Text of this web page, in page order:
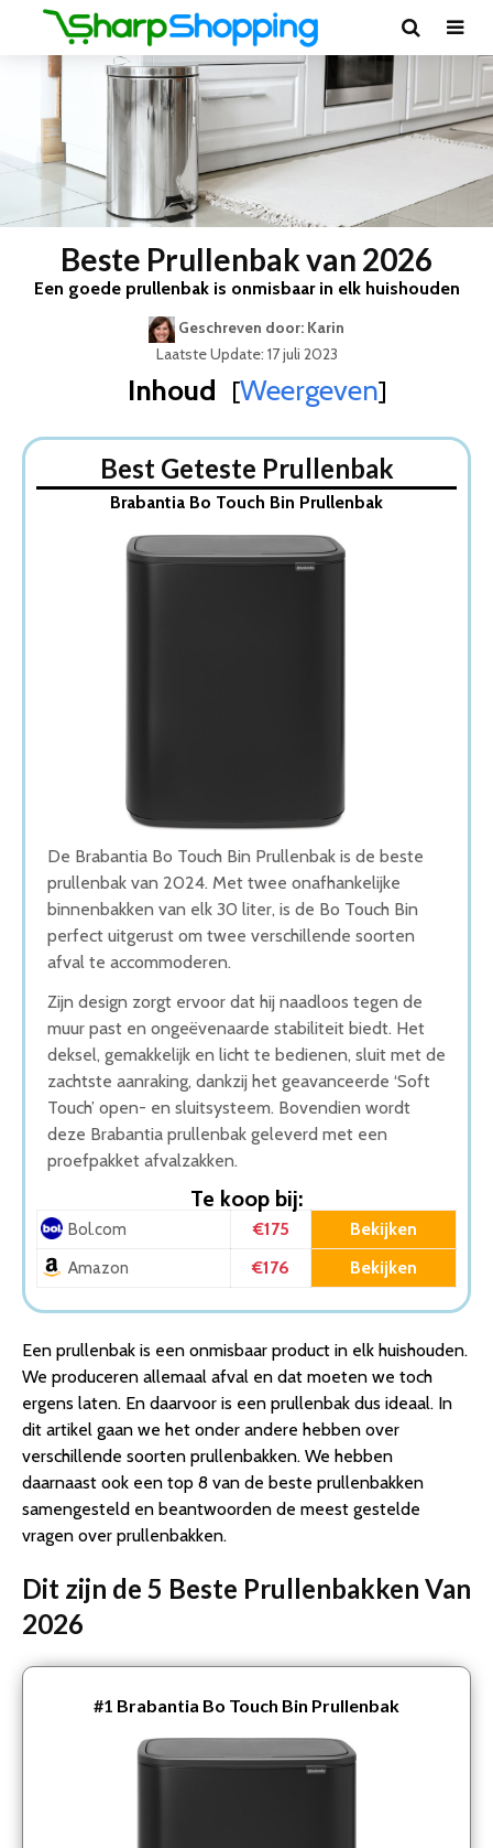
Beste Prullenbak van 2026
Een goede prullenbak is onmisbaar in elk huishouden
Geschreven door: Karin
Laatste Update: 17 juli 2023
Inhoud [Weergeven]
1. Brabantia Bo Touch Bin Prullenbak
2. Brabantia NewIcon Prullenbak
3. Homra Maxer Prullenbak
4. Curver Decobin Prullenbak
Best Geteste Prullenbak
Brabantia Bo Touch Bin Prullenbak
De Brabantia Bo Touch Bin Prullenbak is de beste
prullenbak van 2024. Met twee onafhankelijke
binnenbakken van elk 30 liter, is de Bo Touch Bin
perfect uitgerust om twee verschillende soorten
afval te accommoderen.
Zijn design zorgt ervoor dat hij naadloos tegen de
muur past en ongeëvenaarde stabiliteit biedt. Het
deksel, gemakkelijk en licht te bedienen, sluit met de
zachtste aanraking, dankzij het geavanceerde ‘Soft
Touch’ open- en sluitsysteem. Bovendien wordt
deze Brabantia prullenbak geleverd met een
proefpakket afvalzakken.
Te koop bij:
Bol.com €175 Bekijken
Amazon €176 Bekijken
Een prullenbak is een onmisbaar product in elk huishouden.
We produceren allemaal afval en dat moeten we toch
ergens laten. En daarvoor is een prullenbak dus ideaal. In
dit artikel gaan we het onder andere hebben over
verschillende soorten prullenbakken. We hebben
daarnaast ook een top 8 van de beste prullenbakken
samengesteld en beantwoorden de meest gestelde
vragen over prullenbakken.
Dit zijn de 5 Beste Prullenbakken Van
2026
#1 Brabantia Bo Touch Bin Prullenbak